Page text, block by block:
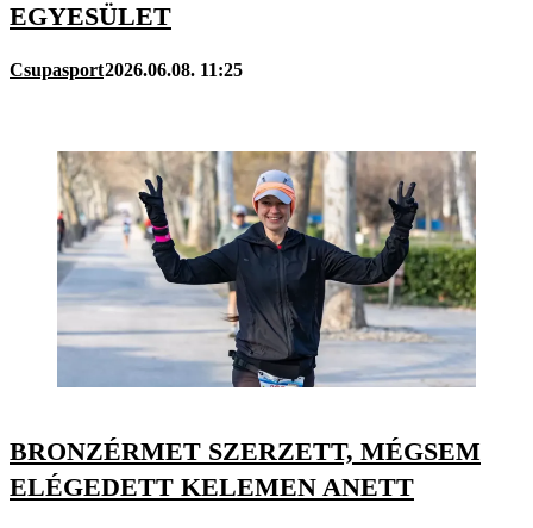
EGYESÜLET
Csupasport2026.06.08. 11:25
BRONZÉRMET SZERZETT, MÉGSEM
ELÉGEDETT KELEMEN ANETT